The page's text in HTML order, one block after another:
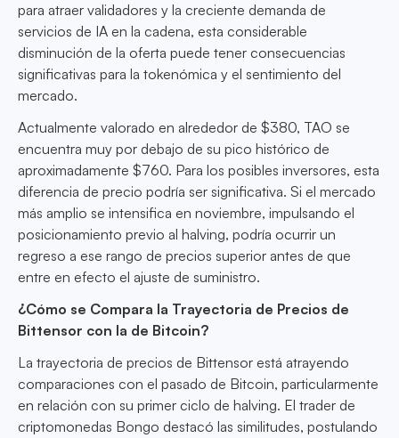
para atraer validadores y la creciente demanda de
servicios de IA en la cadena, esta considerable
disminución de la oferta puede tener consecuencias
significativas para la tokenómica y el sentimiento del
mercado.
Actualmente valorado en alrededor de $380, TAO se
encuentra muy por debajo de su pico histórico de
aproximadamente $760. Para los posibles inversores, esta
diferencia de precio podría ser significativa. Si el mercado
más amplio se intensifica en noviembre, impulsando el
posicionamiento previo al halving, podría ocurrir un
regreso a ese rango de precios superior antes de que
entre en efecto el ajuste de suministro.
¿Cómo se Compara la Trayectoria de Precios de
Bittensor con la de Bitcoin?
La trayectoria de precios de Bittensor está atrayendo
comparaciones con el pasado de Bitcoin, particularmente
en relación con su primer ciclo de halving. El trader de
criptomonedas Bongo destacó las similitudes, postulando